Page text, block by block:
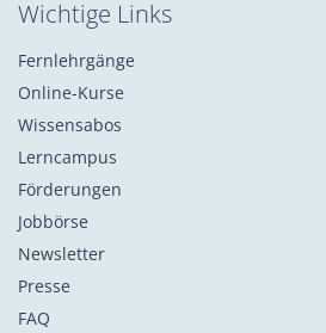
Wichtige Links
Fernlehrgänge
Online-Kurse
Wissensabos
Lerncampus
Förderungen
Jobbörse
Newsletter
Presse
FAQ